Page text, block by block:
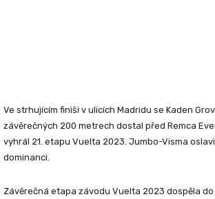
Ve strhujícím finiši v ulicích Madridu se Kaden
závěrečných 200 metrech dostal před Remca
vyhrál 21. etapu Vuelta 2023. Jumbo-Visma
dominanci.
Závěrečná etapa závodu Vuelta 2023 dospěla